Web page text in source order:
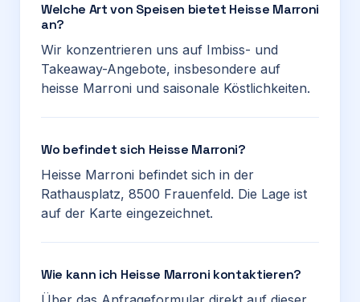
Welche Art von Speisen bietet Heisse Marroni
an?
Wir konzentrieren uns auf Imbiss- und
Takeaway-Angebote, insbesondere auf
heisse Marroni und saisonale Köstlichkeiten.
Wo befindet sich Heisse Marroni?
Heisse Marroni befindet sich in der
Rathausplatz, 8500 Frauenfeld. Die Lage ist
auf der Karte eingezeichnet.
Wie kann ich Heisse Marroni kontaktieren?